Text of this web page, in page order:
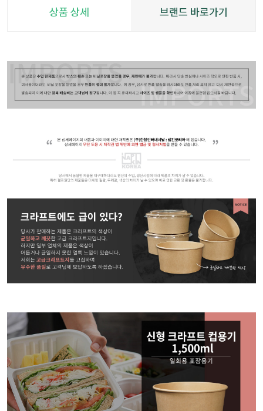
상품 상세 브랜드 바로가기